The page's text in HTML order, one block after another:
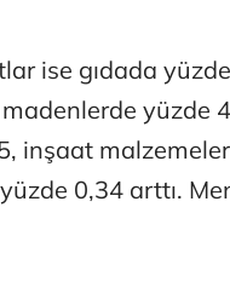
ise gıdada
yüzde
inşaat
0,34 arttı.